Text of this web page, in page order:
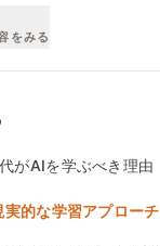
をみる
がAIを学ぶべき理由
実的な学習アプローチ